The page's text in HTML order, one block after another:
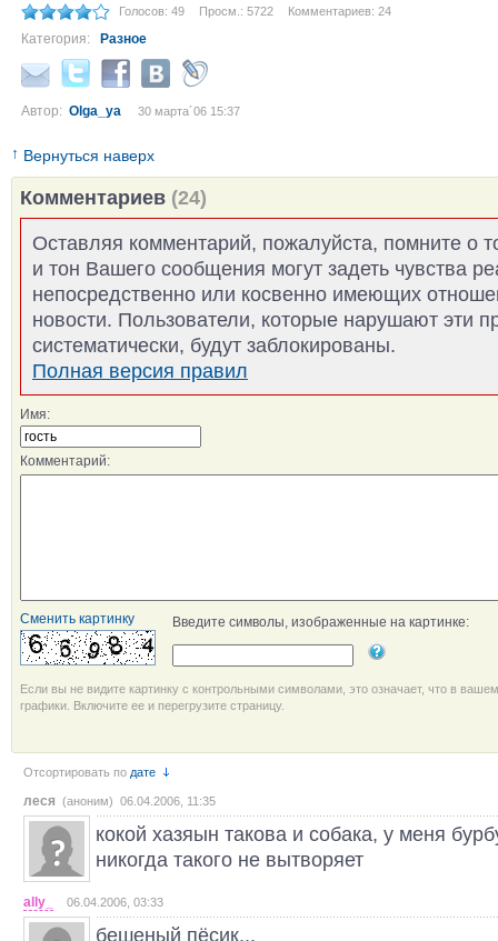
Голосов: 49 Просм.: 5722 Комментариев: 24
Категория: Разное
Автор: Olga_ya 30 марта´06 15:37
↑ Вернуться наверх
Комментариев (24)
Оставляя комментарий, пожалуйста, помните о
и тон Вашего сообщения могут задеть чувства
непосредственно или косвенно имеющих
новости. Пользователи, которые нарушают эти
систематически, будут заблокированы.
Полная версия правил
Имя:
Комментарий:
Сменить картинку Введите символы, изображенные на картинке:
Если вы не видите картинку с контрольными символами, это означает, что в
графики. Включите ее и перегрузите страницу.
Отсортировать по дате
леся (аноним) 06.04.2006, 11:35
кокой хазяын такова и собака, у меня
никогда такого не вытворяет
ally_ 06.04.2006, 03:33
бешеный пёсик...